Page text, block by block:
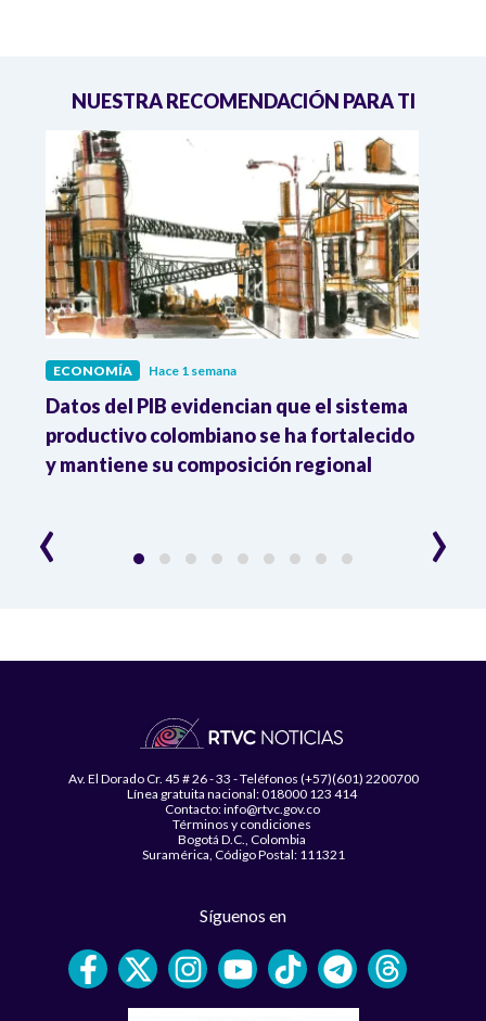
NUESTRA RECOMENDACIÓN PARA TI
ECONOMÍA Hace 1 semana
Datos del PIB evidencian que el sistema
productivo colombiano se ha fortalecido
y mantiene su composición regional
‹ ›
Av. El Dorado Cr. 45 # 26 - 33 - Teléfonos (+57)(601) 2200700
Línea gratuita nacional: 018000 123 414
Contacto: info@rtvc.gov.co
Términos y condiciones
Bogotá D.C., Colombia
Suramérica, Código Postal: 111321
Síguenos en